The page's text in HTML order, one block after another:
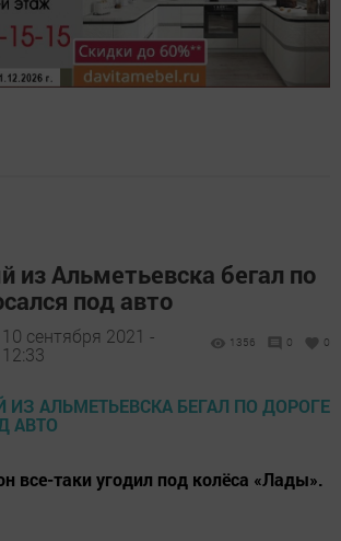
из Альметьевска бегал по
под авто
10 сентября 2021 -
12:33
1356 0 0
все-таки угодил под колёса «Лады».